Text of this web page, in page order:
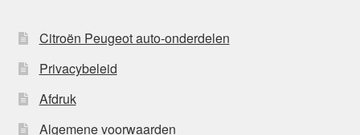
Citroën Peugeot auto-onderdelen
Privacybeleid
Afdruk
Algemene voorwaarden